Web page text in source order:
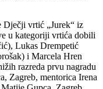
vrtić „Jurek“ iz
u kategoriji vrtića dobili
Lukas Drempetić
i Marcela Hren
razreda prvu nagradu
Zagreb, mentorica Irena